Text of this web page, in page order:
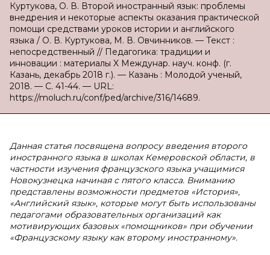
Куртукова, О. В. Второй иностранный язык: проблемы
внедрения и некоторые аспекты оказания практической
помощи средствами уроков истории и английского
языка / О. В. Куртукова, М. В. Овчинников. — Текст :
непосредственный // Педагогика: традиции и
инновации : материалы X Междунар. науч. конф. (г.
Казань, декабрь 2018 г.). — Казань : Молодой ученый,
2018. — С. 41-44. — URL:
https://moluch.ru/conf/ped/archive/316/14689.
Данная статья посвящена вопросу введения второго
иностранного языка в школах Кемеровской области, в
частности изучения французского языка учащимися
Новокузнецка начиная с пятого класса. Вниманию
представлены возможности предметов «История»,
«Английский язык», которые могут быть использованы
педагогами образовательных организаций как
мотивирующих базовых «помощников» при обучении
«Французскому языку как второму иностранному».